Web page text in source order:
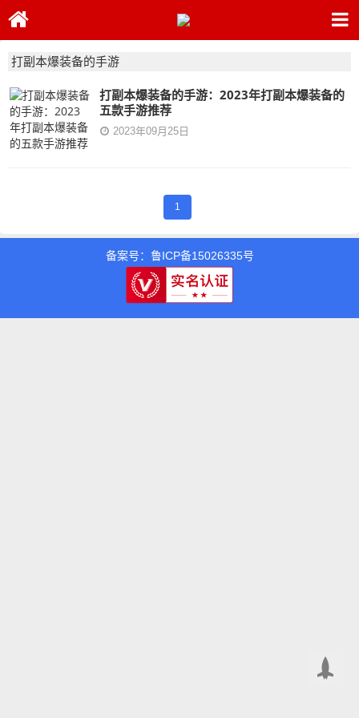
打副本爆装备的手游
打副本爆装备的手游：2023年打副本爆装备的
五款手游推荐
2023年09月25日
1
备案号：鲁ICP备15026335号